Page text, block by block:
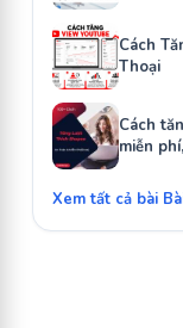
Cách
Thoại
Cách
miễn
Xem tất cả bài